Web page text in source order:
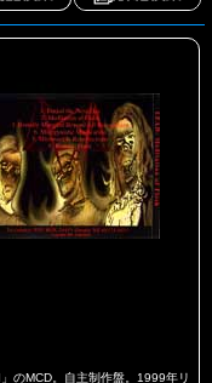
のMCD。自主制作盤。1999年リ